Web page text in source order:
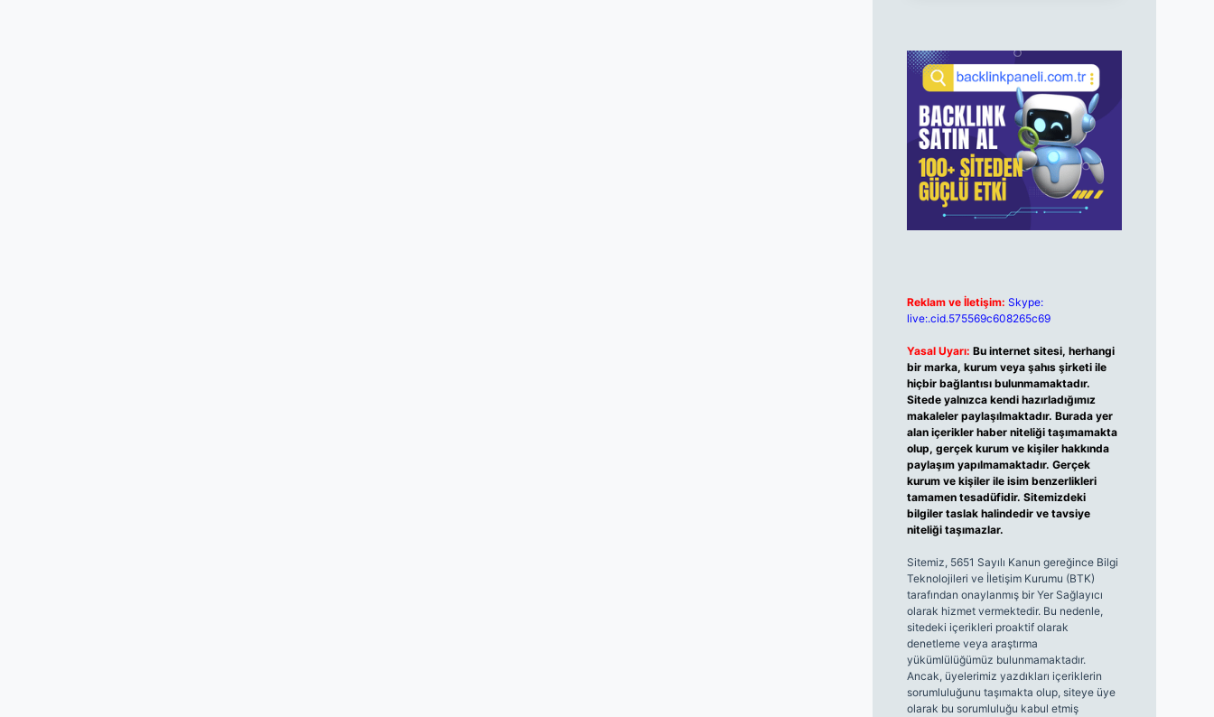
Reklam ve İletişim: Skype:
live:.cid.575569c608265c69
Yasal Uyarı: Bu internet sitesi, herhangi
bir marka, kurum veya şahıs şirketi ile
hiçbir bağlantısı bulunmamaktadır.
Sitede yalnızca kendi hazırladığımız
makaleler paylaşılmaktadır. Burada yer
alan içerikler haber niteliği taşımamakta
olup, gerçek kurum ve kişiler hakkında
paylaşım yapılmamaktadır. Gerçek
kurum ve kişiler ile isim benzerlikleri
tamamen tesadüfidir. Sitemizdeki
bilgiler taslak halindedir ve tavsiye
niteliği taşımazlar.
Sitemiz, 5651 Sayılı Kanun gereğince Bilgi
Teknolojileri ve İletişim Kurumu (BTK)
tarafından onaylanmış bir Yer Sağlayıcı
olarak hizmet vermektedir. Bu nedenle,
sitedeki içerikleri proaktif olarak
denetleme veya araştırma
yükümlülüğümüz bulunmamaktadır.
Ancak, üyelerimiz yazdıkları içeriklerin
sorumluluğunu taşımakta olup, siteye üye
olarak bu sorumluluğu kabul etmiş